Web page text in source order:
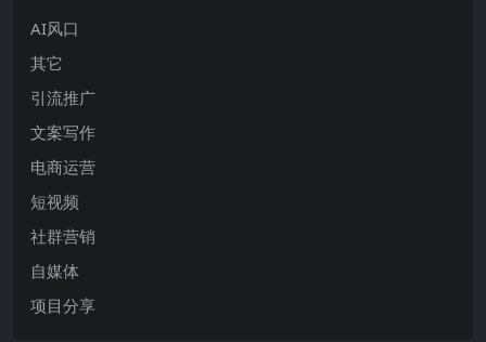
AI风口
其它
引流推广
文案写作
电商运营
短视频
社群营销
自媒体
项目分享